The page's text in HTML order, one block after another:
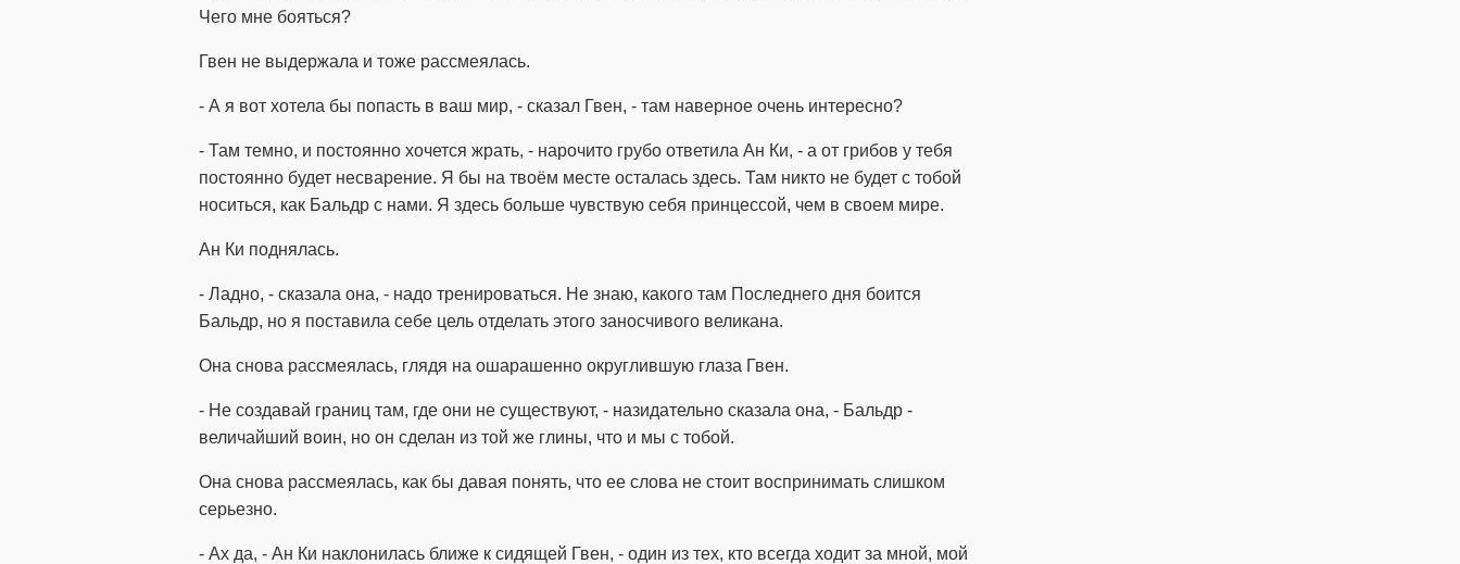
Чего мне бояться?
Гвен не выдержала и тоже рассмеялась.
- А я вот хотела бы попасть в ваш мир, - сказал Гвен, - там наверное очень интересно?
- Там темно, и постоянно хочется жрать, - нарочито грубо ответила Ан Ки, - а от грибов у тебя
постоянно будет несварение. Я бы на твоём месте осталась здесь. Там никто не будет с тобой
носиться, как Бальдр с нами. Я здесь больше чувствую себя принцессой, чем в своем мире.
Ан Ки поднялась.
- Ладно, - сказала она, - надо тренироваться. Не знаю, какого там Последнего дня боится
Бальдр, но я поставила себе цель отделать этого заносчивого великана.
Она снова рассмеялась, глядя на ошарашенно округлившую глаза Гвен.
- Не создавай границ там, где они не существуют, - назидательно сказала она, - Бальдр -
величайший воин, но он сделан из той же глины, что и мы с тобой.
Она снова рассмеялась, как бы давая понять, что ее слова не стоит воспринимать слишком
серьезно.
- Ах да, - Ан Ки наклонилась ближе к сидящей Гвен, - один из тех, кто всегда ходит за мной, мой